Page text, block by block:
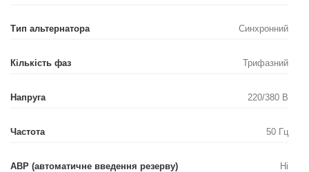
Тип альтернатора Синхронний
Кількість фаз Трифазний
Напруга 220/380 В
Частота 50 Гц
АВР (автоматичне введення резерву) Ні